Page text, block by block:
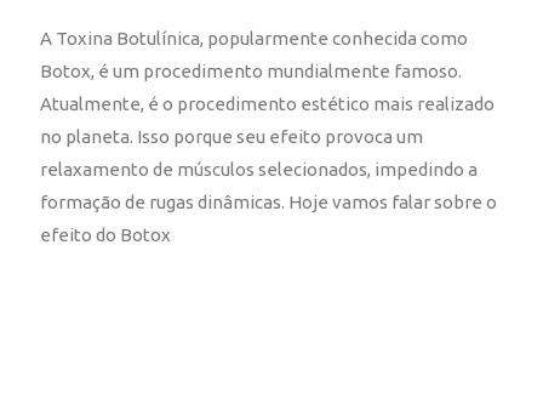
A Toxina Botulínica, popularmente conhecida como
Botox, é um procedimento mundialmente famoso.
Atualmente, é o procedimento estético mais realizado
no planeta. Isso porque seu efeito provoca um
relaxamento de músculos selecionados, impedindo a
formação de rugas dinâmicas. Hoje vamos falar sobre o
efeito do Botox